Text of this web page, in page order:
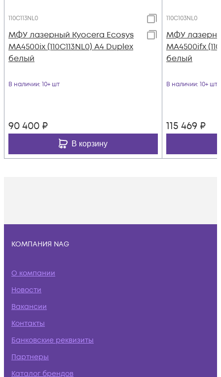
110C113NL0
МФУ лазерный Kyocera Ecosys
MA4500ix (110C113NL0) A4 Duplex
белый
В наличии: 10+ шт
90 400 ₽
В корзину
110C103NL0
МФУ
MA4500ifx
белый
В наличии: 10+ шт
115 469 ₽
КОМПАНИЯ NAG
О компании
Новости
Вакансии
Контакты
Банковские реквизиты
Партнеры
Каталог брендов